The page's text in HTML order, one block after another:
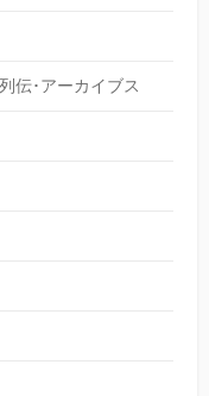
伝･アーカイブス